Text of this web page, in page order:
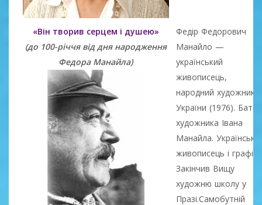
«Він творив серцем і душею»
(до 100-річчя від дня народження
Федора Манайла)
Федір Федорович
Манайло —
український
живописець,
народний художник
України (1976).
художника Івана
Манайла.
живописець і графік.
Закінчив Вищу
художню школу у
Празі.Самобутній